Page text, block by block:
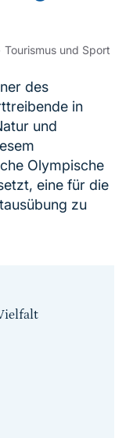
Tourismus und Sport
des
in
und
Olympische
eine für die
zu